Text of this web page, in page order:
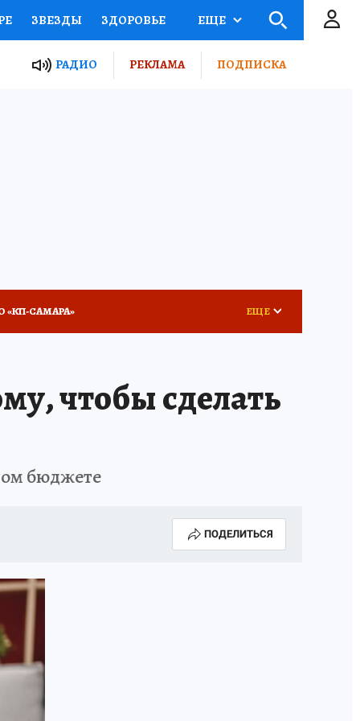
ЗВЕЗДЫ ЗДОРОВЬЕ
ПРОЕКТЫ РОССИИ
ЕЩЕ
РАДИО РЕКЛАМА ПОДПИСКА
«КП-САМАРА»
ДЕНЬ ПОБЕДЫ В САМАРЕ 2025
ЕЩЕ
чтобы сделать
бюджете
ПОДЕЛИТЬСЯ